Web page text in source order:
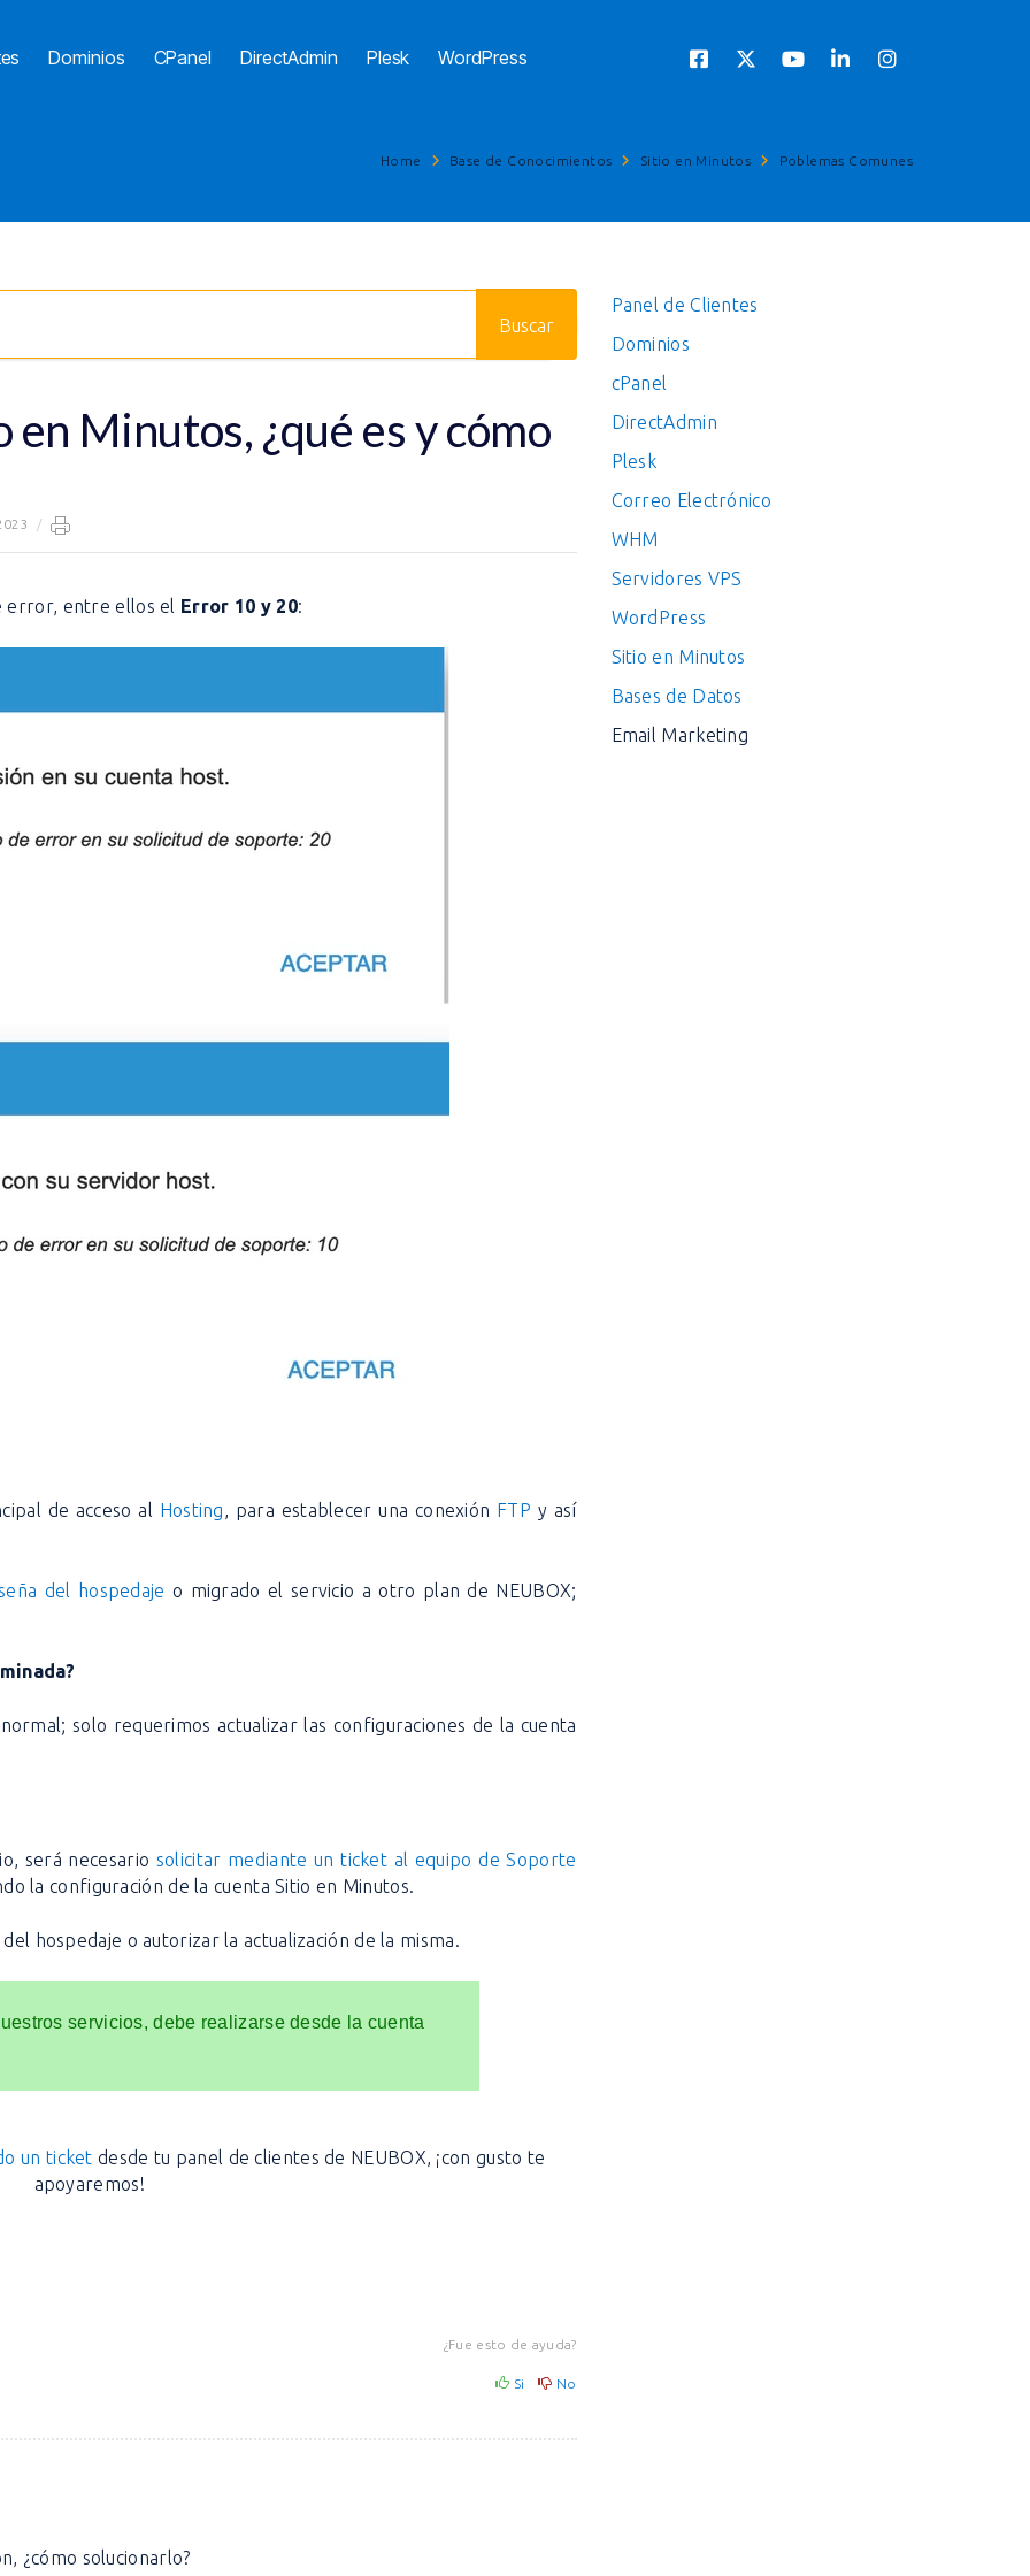
Dominios CPanel DirectAdmin Plesk WordPress
Home Base de Conocimientos Sitio en Minutos Poblemas Comunes
Minutos, ¿qué es y cómo
/
error, entre ellos el Error 10 y 20:
de acceso al Hosting, para establecer una conexión FTP y así
del hospedaje o migrado el servicio a otro plan de NEUBOX;
solo requerimos actualizar las configuraciones de la cuenta
será necesario solicitar mediante un ticket al equipo de Soporte
la configuración de la cuenta Sitio en Minutos.
hospedaje o autorizar la actualización de la misma.
servicios, debe realizarse desde la cuenta
un ticket desde tu panel de clientes de NEUBOX, ¡con gusto te
apoyaremos!
¿Fue esto de ayuda?
Si No
¿cómo solucionarlo?
Panel de Clientes
Dominios
cPanel
DirectAdmin
Plesk
Correo Electrónico
WHM
Servidores VPS
WordPress
Sitio en Minutos
Bases de Datos
Email Marketing